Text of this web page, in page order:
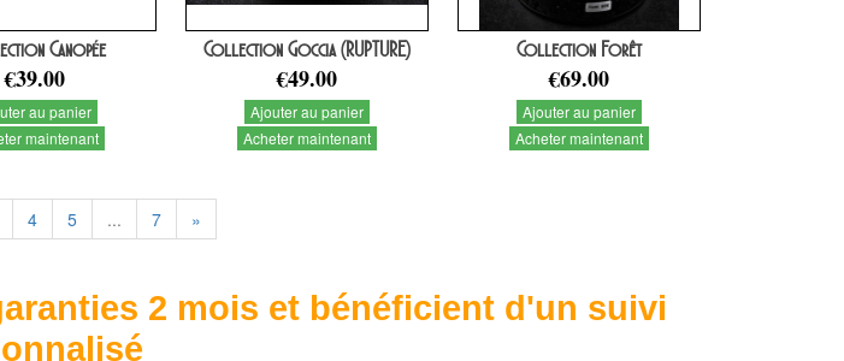
Canopée
€39.00
au panier
maintenant
Collection Goccia (RUPTURE)
€49.00
Ajouter au panier
Acheter maintenant
Collection Forêt
€69.00
Ajouter au panier
Acheter maintenant
4 5 ... 7 »
2 mois et bénéficient d'un suivi